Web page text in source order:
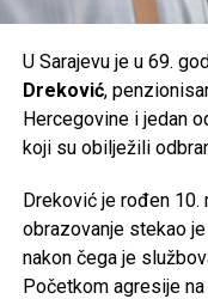
U Sarajevu je u 69.
Dreković,
Hercegovine i jedan
koji su obilježili
Dreković je rođen 10.
obrazovanje stekao
nakon čega je
Početkom agresije